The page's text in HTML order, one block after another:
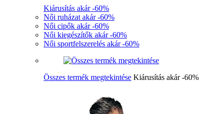
Kiárusítás akár -60%
Női ruházat akár -60%
Női cipők akár -60%
Női kiegészítők akár -60%
Női sportfelszerelés akár -60%
Összes termék megtekintése Kiárusítás akár -60%